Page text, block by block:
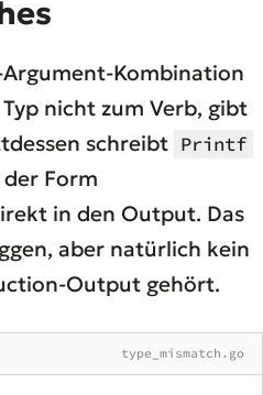
Kombination
Typ nicht zum Verb, gibt
schreibt Printf
Form
in den Output. Das
aber natürlich kein
Output gehört.
type_mismatch.go